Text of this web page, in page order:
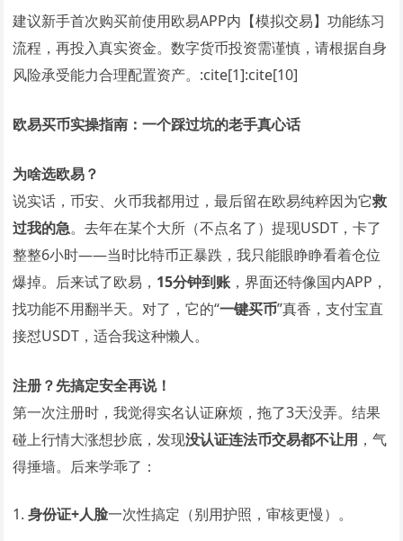
建议新手首次购买前使用欧易APP内【模拟交易】功能练习
流程，再投入真实资金。数字货币投资需谨慎，请根据自身
风险承受能力合理配置资产。:cite[1]:cite[10]
欧易买币实操指南：一个踩过坑的老手真心话
为啥选欧易？
说实话，币安、火币我都用过，最后留在欧易纯粹因为它救
过我的急。去年在某个大所（不点名了）提现USDT，卡了
整整6小时——当时比特币正暴跌，我只能眼睁睁看着仓位
爆掉。后来试了欧易， 15分钟到账 ，界面还特像国内APP，
找功能不用翻半天。对了，它的“一键买币”真香，支付宝直
接怼USDT，适合我这种懒人。
注册？先搞定安全再说！
第一次注册时，我觉得实名认证麻烦，拖了3天没弄。结果
碰上行情大涨想抄底，发现没认证连法币交易都不让用 ，气
得捶墙。后来学乖了：
身份证+人脸一次性搞定（别用护照，审核更慢）。